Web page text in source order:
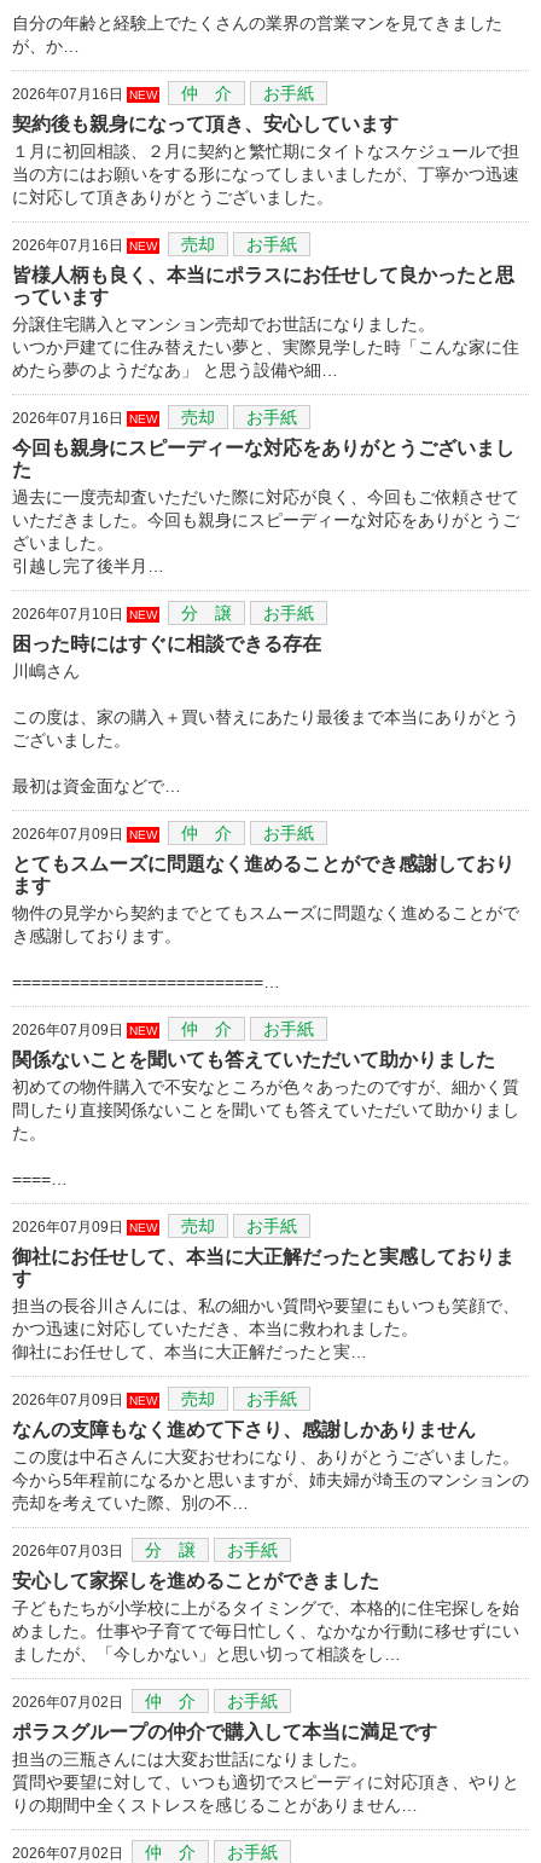
自分の年齢と経験上でたくさんの業界の営業マンを見てきました
が、か…
2026年07月16日 NEW 仲 介 お手紙
契約後も親身になって頂き、安心しています
１月に初回相談、２月に契約と繁忙期にタイトなスケジュールで担
当の方にはお願いをする形になってしまいましたが、丁寧かつ迅速
に対応して頂きありがとうございました。
2026年07月16日 NEW 売却 お手紙
皆様人柄も良く、本当にポラスにお任せして良かったと思
っています
分譲住宅購入とマンション売却でお世話になりました。
いつか戸建てに住み替えたい夢と、実際見学した時「こんな家に住
めたら夢のようだなあ」 と思う設備や細…
2026年07月16日 NEW 売却 お手紙
今回も親身にスピーディーな対応をありがとうございまし
た
過去に一度売却査いただいた際に対応が良く、今回もご依頼させて
いただきました。今回も親身にスピーディーな対応をありがとうご
ざいました。
引越し完了後半月…
2026年07月10日 NEW 分 譲 お手紙
困った時にはすぐに相談できる存在
川嶋さん
この度は、家の購入＋買い替えにあたり最後まで本当にありがとう
ございました。
最初は資金面などで…
2026年07月09日 NEW 仲 介 お手紙
とてもスムーズに問題なく進めることができ感謝しており
ます
物件の見学から契約までとてもスムーズに問題なく進めることがで
き感謝しております。
==========================…
2026年07月09日 NEW 仲 介 お手紙
関係ないことを聞いても答えていただいて助かりました
初めての物件購入で不安なところが色々あったのですが、細かく質
問したり直接関係ないことを聞いても答えていただいて助かりまし
た。
====…
2026年07月09日 NEW 売却 お手紙
御社にお任せして、本当に大正解だったと実感しておりま
す
担当の長谷川さんには、私の細かい質問や要望にもいつも笑顔で、
かつ迅速に対応していただき、本当に救われました。
御社にお任せして、本当に大正解だったと実…
2026年07月09日 NEW 売却 お手紙
なんの支障もなく進めて下さり、感謝しかありません
この度は中石さんに大変おせわになり、ありがとうございました。
今から5年程前になるかと思いますが、姉夫婦が埼玉のマンションの
売却を考えていた際、別の不…
2026年07月03日 分 譲 お手紙
安心して家探しを進めることができました
子どもたちが小学校に上がるタイミングで、本格的に住宅探しを始
めました。仕事や子育てで毎日忙しく、なかなか行動に移せずにい
ましたが、「今しかない」と思い切って相談をし…
2026年07月02日 仲 介 お手紙
ポラスグループの仲介で購入して本当に満足です
担当の三瓶さんには大変お世話になりました。
質問や要望に対して、いつも適切でスピーディに対応頂き、やりと
りの期間中全くストレスを感じることがありません…
2026年07月02日 仲 介 お手紙